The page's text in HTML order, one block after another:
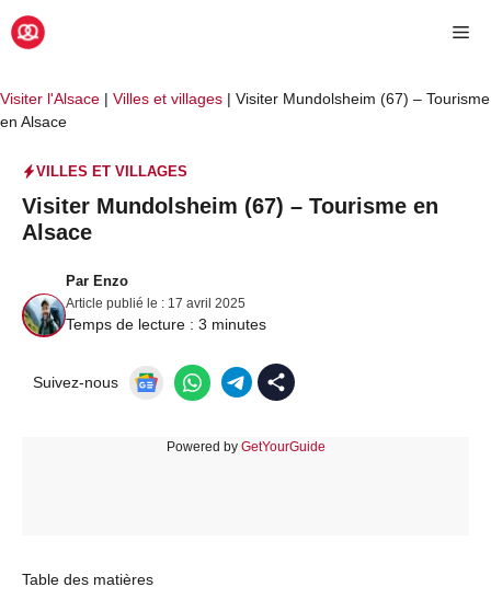
Aller
au
Visiter l'Alsace | Villes et villages | Visiter Mundolsheim (67) – Tourisme
en Alsace
VILLES ET VILLAGES
Visiter Mundolsheim (67) – Tourisme en
Alsace
Par Enzo
Article publié le : 17 avril 2025
Temps de lecture : 3 minutes
Suivez-nous
Powered by GetYourGuide
Table des matières